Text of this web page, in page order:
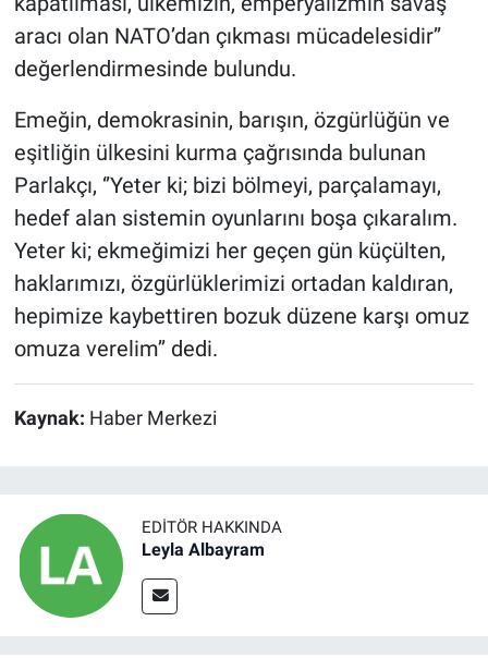
aracı olan NATO’dan çıkması mücadelesidir’’
değerlendirmesinde bulundu.
Emeğin, demokrasinin, barışın, özgürlüğün ve
eşitliğin ülkesini kurma çağrısında bulunan
Parlakçı, ‘’Yeter ki; bizi bölmeyi, parçalamayı,
hedef alan sistemin oyunlarını boşa çıkaralım.
Yeter ki; ekmeğimizi her geçen gün küçülten,
haklarımızı, özgürlüklerimizi ortadan kaldıran,
hepimize kaybettiren bozuk düzene karşı omuz
omuza verelim’’ dedi.
Kaynak: Haber Merkezi
EDITÖR HAKKINDA
Leyla Albayram